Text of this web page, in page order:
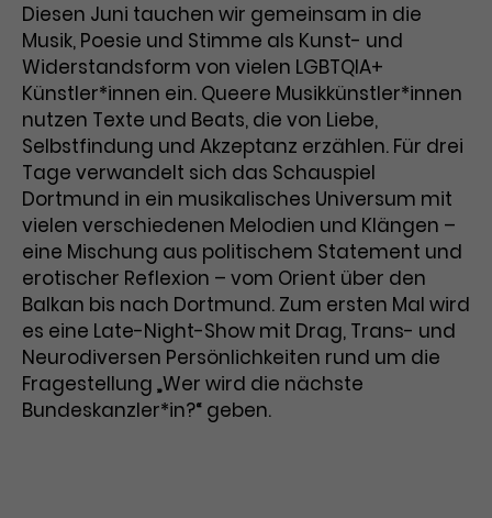
Diesen Juni tauchen wir gemeinsam in die
Musik, Poesie und Stimme als Kunst- und
Widerstandsform von vielen LGBTQIA+
Künstler*innen ein. Queere Musikkünstler*innen
nutzen Texte und Beats, die von Liebe,
Selbstfindung und Akzeptanz erzählen. Für drei
Tage verwandelt sich das Schauspiel
Dortmund in ein musikalisches Universum mit
vielen verschiedenen Melodien und Klängen –
eine Mischung aus politischem Statement und
erotischer Reflexion – vom Orient über den
Balkan bis nach Dortmund. Zum ersten Mal wird
es eine Late-Night-Show mit Drag, Trans- und
Neurodiversen Persönlichkeiten rund um die
Fragestellung „Wer wird die nächste
Bundeskanzler*in?“ geben.